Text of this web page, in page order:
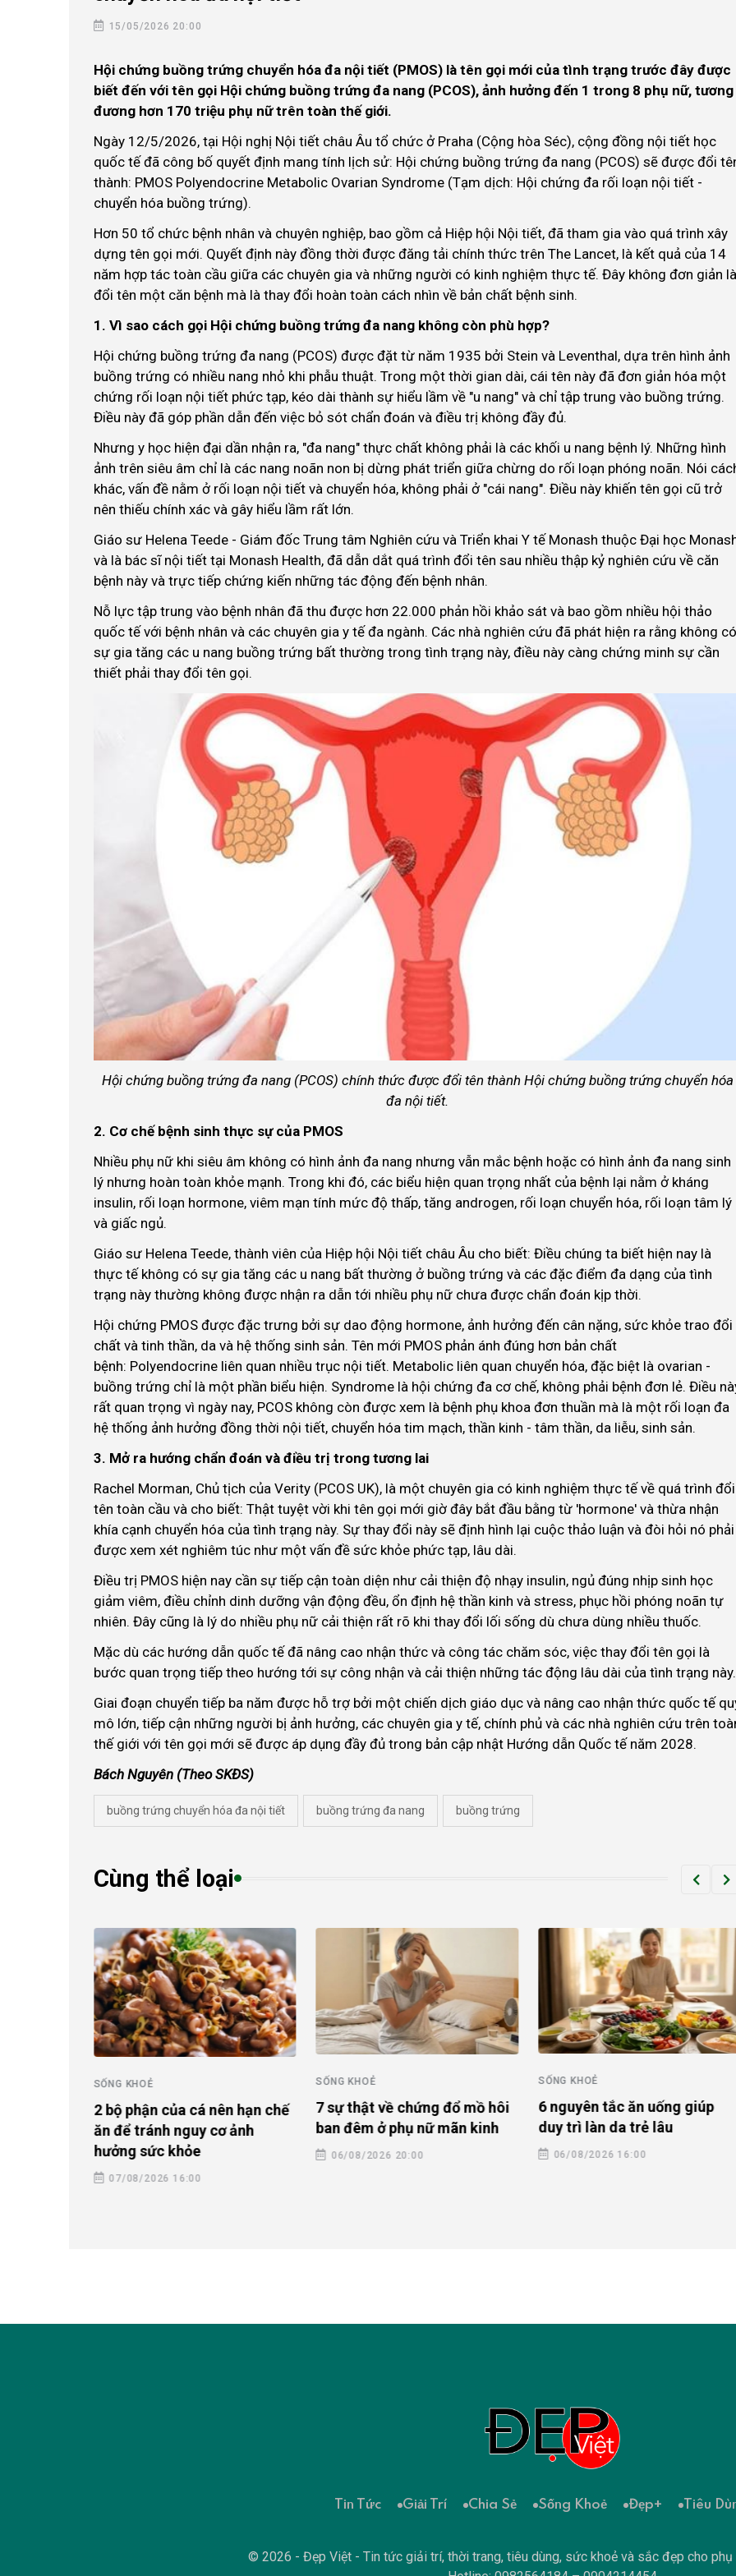
15/05/2026 20:00
Hội chứng buồng trứng chuyển hóa đa nội tiết (PMOS) là tên gọi mới của tình trạng trước đây được
biết đến với tên gọi Hội chứng buồng trứng đa nang (PCOS), ảnh hưởng đến 1 trong 8 phụ nữ, tương
đương hơn 170 triệu phụ nữ trên toàn thế giới.
Ngày 12/5/2026, tại Hội nghị Nội tiết châu Âu tổ chức ở Praha (Cộng hòa Séc), cộng đồng nội tiết học
quốc tế đã công bố quyết định mang tính lịch sử: Hội chứng buồng trứng đa nang (PCOS) sẽ được đổi
thành: PMOS Polyendocrine Metabolic Ovarian Syndrome (Tạm dịch: Hội chứng đa rối loạn nội tiết -
chuyển hóa buồng trứng).
Hơn 50 tổ chức bệnh nhân và chuyên nghiệp, bao gồm cả Hiệp hội Nội tiết, đã tham gia vào quá trình xây
dựng tên gọi mới. Quyết định này đồng thời được đăng tải chính thức trên The Lancet, là kết quả của 14
năm hợp tác toàn cầu giữa các chuyên gia và những người có kinh nghiệm thực tế. Đây không đơn giản là
đổi tên một căn bệnh mà là thay đổi hoàn toàn cách nhìn về bản chất bệnh sinh.
1. Vì sao cách gọi Hội chứng buồng trứng đa nang không còn phù hợp?
Hội chứng buồng trứng đa nang (PCOS) được đặt từ năm 1935 bởi Stein và Leventhal, dựa trên hình ảnh
buồng trứng có nhiều nang nhỏ khi phẫu thuật. Trong một thời gian dài, cái tên này đã đơn giản hóa một
chứng rối loạn nội tiết phức tạp, kéo dài thành sự hiểu lầm về "u nang" và chỉ tập trung vào buồng trứng.
Điều này đã góp phần dẫn đến việc bỏ sót chẩn đoán và điều trị không đầy đủ.
Nhưng y học hiện đại dần nhận ra, "đa nang" thực chất không phải là các khối u nang bệnh lý. Những hình
ảnh trên siêu âm chỉ là các nang noãn non bị dừng phát triển giữa chừng do rối loạn phóng noãn. Nói
khác, vấn đề nằm ở rối loạn nội tiết và chuyển hóa, không phải ở "cái nang". Điều này khiến tên gọi cũ trở
nên thiếu chính xác và gây hiểu lầm rất lớn.
Giáo sư Helena Teede - Giám đốc Trung tâm Nghiên cứu và Triển khai Y tế Monash thuộc Đại học
và là bác sĩ nội tiết tại Monash Health, đã dẫn dắt quá trình đổi tên sau nhiều thập kỷ nghiên cứu về căn
bệnh này và trực tiếp chứng kiến những tác động đến bệnh nhân.
Nỗ lực tập trung vào bệnh nhân đã thu được hơn 22.000 phản hồi khảo sát và bao gồm nhiều hội thảo
quốc tế với bệnh nhân và các chuyên gia y tế đa ngành. Các nhà nghiên cứu đã phát hiện ra rằng không có
sự gia tăng các u nang buồng trứng bất thường trong tình trạng này, điều này càng chứng minh sự cần
thiết phải thay đổi tên gọi.
Hội chứng buồng trứng đa nang (PCOS) chính thức được đổi tên thành Hội chứng buồng trứng chuyển hóa
đa nội tiết.
2. Cơ chế bệnh sinh thực sự của PMOS
Nhiều phụ nữ khi siêu âm không có hình ảnh đa nang nhưng vẫn mắc bệnh hoặc có hình ảnh đa nang sinh
lý nhưng hoàn toàn khỏe mạnh. Trong khi đó, các biểu hiện quan trọng nhất của bệnh lại nằm ở kháng
insulin, rối loạn hormone, viêm mạn tính mức độ thấp, tăng androgen, rối loạn chuyển hóa, rối loạn tâm lý
và giấc ngủ.
Giáo sư Helena Teede, thành viên của Hiệp hội Nội tiết châu Âu cho biết: Điều chúng ta biết hiện nay là
thực tế không có sự gia tăng các u nang bất thường ở buồng trứng và các đặc điểm đa dạng của tình
trạng này thường không được nhận ra dẫn tới nhiều phụ nữ chưa được chẩn đoán kịp thời.
Hội chứng PMOS được đặc trưng bởi sự dao động hormone, ảnh hưởng đến cân nặng, sức khỏe trao đổi
chất và tinh thần, da và hệ thống sinh sản. Tên mới PMOS phản ánh đúng hơn bản chất
bệnh: Polyendocrine liên quan nhiều trục nội tiết. Metabolic liên quan chuyển hóa, đặc biệt là ovarian -
buồng trứng chỉ là một phần biểu hiện. Syndrome là hội chứng đa cơ chế, không phải bệnh đơn lẻ. Điều
rất quan trọng vì ngày nay, PCOS không còn được xem là bệnh phụ khoa đơn thuần mà là một rối loạn đa
hệ thống ảnh hưởng đồng thời nội tiết, chuyển hóa tim mạch, thần kinh - tâm thần, da liễu, sinh sản.
3. Mở ra hướng chẩn đoán và điều trị trong tương lai
Rachel Morman, Chủ tịch của Verity (PCOS UK), là một chuyên gia có kinh nghiệm thực tế về quá trình đổi
tên toàn cầu và cho biết: Thật tuyệt vời khi tên gọi mới giờ đây bắt đầu bằng từ 'hormone' và thừa nhận
khía cạnh chuyển hóa của tình trạng này. Sự thay đổi này sẽ định hình lại cuộc thảo luận và đòi hỏi nó phải
được xem xét nghiêm túc như một vấn đề sức khỏe phức tạp, lâu dài.
Điều trị PMOS hiện nay cần sự tiếp cận toàn diện như cải thiện độ nhạy insulin, ngủ đúng nhịp sinh học
giảm viêm, điều chỉnh dinh dưỡng vận động đều, ổn định hệ thần kinh và stress, phục hồi phóng noãn tự
nhiên. Đây cũng là lý do nhiều phụ nữ cải thiện rất rõ khi thay đổi lối sống dù chưa dùng nhiều thuốc.
Mặc dù các hướng dẫn quốc tế đã nâng cao nhận thức và công tác chăm sóc, việc thay đổi tên gọi là
bước quan trọng tiếp theo hướng tới sự công nhận và cải thiện những tác động lâu dài của tình trạng này.
Giai đoạn chuyển tiếp ba năm được hỗ trợ bởi một chiến dịch giáo dục và nâng cao nhận thức quốc tế
mô lớn, tiếp cận những người bị ảnh hưởng, các chuyên gia y tế, chính phủ và các nhà nghiên cứu trên
thế giới với tên gọi mới sẽ được áp dụng đầy đủ trong bản cập nhật Hướng dẫn Quốc tế năm 2028.
Bách Nguyên (Theo SKĐS)
buồng trứng chuyển hóa đa nội tiết buồng trứng đa nang buồng trứng
Cùng thể loại
SỐNG KHOẺ
7 sự thật về chứng đổ mồ hôi
ban đêm ở phụ nữ mãn kinh
06/08/2026 20:00
SỐNG KHOẺ
6 nguyên tắc ăn uống giúp
duy trì làn da trẻ lâu
06/08/2026 16:00
SỐNG KHOẺ
Đồng nhiễm HIV và lao:
nặng kép" đe dọa tính
05/08/2026 20:00
Tin Tức Giải Trí Chia Sẻ Sống Khoẻ Đẹp+ Tiêu
© 2026 - Đẹp Việt - Tin tức giải trí, thời trang, tiêu dùng, sức khoẻ và sắc đẹp cho phụ